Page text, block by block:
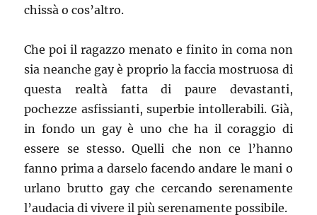
chissà o cos’altro.
Che poi il ragazzo menato e finito in coma non
sia neanche gay è proprio la faccia mostruosa di
questa realtà fatta di paure devastanti,
pochezze asfissianti, superbie intollerabili. Già,
in fondo un gay è uno che ha il coraggio di
essere se stesso. Quelli che non ce l’hanno
fanno prima a darselo facendo andare le mani o
urlano brutto gay che cercando serenamente
l’audacia di vivere il più serenamente possibile.